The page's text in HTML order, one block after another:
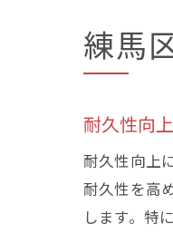
練馬
耐久性向
耐久性向上
耐久性を高
します。特